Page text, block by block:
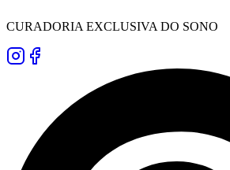
CURADORIA EXCLUSIVA DO SONO